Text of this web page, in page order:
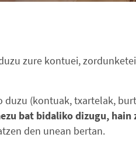
zure kontuei,
(kontuak, txartelak,
bat bidaliko dizugu, hain
den unean bertan.